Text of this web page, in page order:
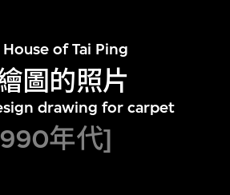
House of Tai Ping
圖的照片
drawing for carpet
年代]